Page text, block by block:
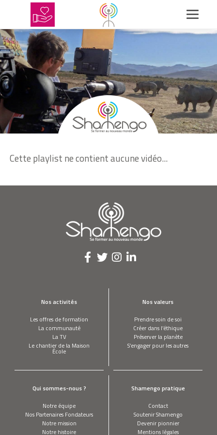
Cette playlist ne contient aucune vidéo...
Nos activités
Les offres de formation
La communauté
La TV
Le chantier de la Maison
École
Nos valeurs
Prendre soin de soi
Créer dans l’éthique
Préserver la planète
S’engager pour les autres
Qui sommes-nous ?
Notre équipe
Nos Partenaires Fondateurs
Notre mission
Notre histoire
Shamengo pratique
Contact
Soutenir Shamengo
Devenir pionnier
Mentions légales